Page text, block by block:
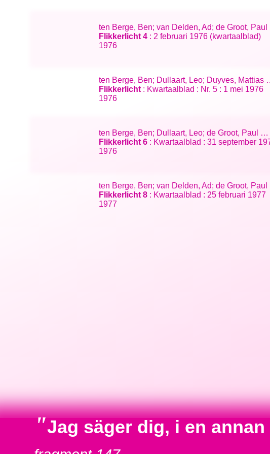
ten Berge, Ben; van Delden, Ad; de Groot,
Flikkerlicht 4 : 2 februari 1976 (kwartaalblad)
1976
ten Berge, Ben; Dullaart, Leo; Duyves, Mattias
Flikkerlicht : Kwartaalblad : Nr. 5 : 1 mei 1976
1976
ten Berge, Ben; Dullaart, Leo; de Groot, Paul …
Flikkerlicht 6 : Kwartaalblad : 31 september
1976
ten Berge, Ben; van Delden, Ad; de Groot,
Flikkerlicht 8 : Kwartaalblad : 25 februari 1977
1977
"Jag säger dig, i en